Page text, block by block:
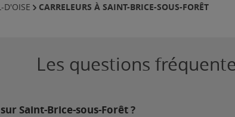
D'OISE CARRELEURS À SAINT-BRICE-SOUS-FORÊT
Les questions
Saint-Brice-sous-Forêt ?